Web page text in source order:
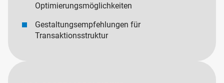
Optimierungsmöglichkeiten
Gestaltungsempfehlungen für
Transaktionsstruktur